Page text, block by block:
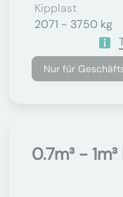
Kipplast
2071 - 3750 kg
Nur für
0.7m³ -